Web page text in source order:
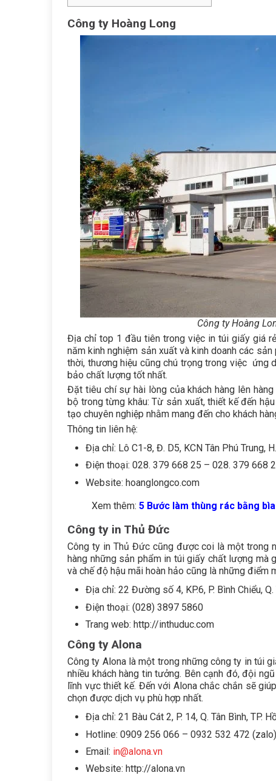
Công ty Hoàng Long
Công ty Hoàng
Địa chỉ top 1 đầu tiên trong việc in túi giấy giá
năm kinh nghiệm sản xuất và kinh doanh các
thời, thương hiệu cũng chú trọng trong việc ứng
bảo chất lượng tốt nhất.
Đặt tiêu chí sự hài lòng của khách hàng lên
bộ trong từng khâu: Từ sản xuất, thiết kế đến
tạo chuyên nghiệp nhằm mang đến cho khách
Thông tin liên hệ:
Địa chỉ: Lô C1-8, Đ. D5, KCN Tân Phú Trung,
Điện thoại: 028. 379 668 25 – 028. 379 668
Website: hoanglongco.com
Xem thêm: 5 Bước làm thùng rác bằng
Công ty in Thủ Đức
Công ty in Thủ Đức cũng được coi là một trong
hàng những sản phẩm in túi giấy chất lượng mà
và chế độ hậu mãi hoàn hảo cũng là những điểm
Địa chỉ: 22 Đường số 4, KP.6, P. Bình Chiểu,
Điện thoại: (028) 3897 5860
Trang web: http://inthuduc.com
Công ty Alona
Công ty Alona là một trong những công ty in túi
nhiều khách hàng tin tưởng. Bên cạnh đó, đội
lĩnh vực thiết kế. Đến với Alona chắc chắn sẽ
chọn được dịch vụ phù hợp nhất.
Địa chỉ: 21 Bàu Cát 2, P. 14, Q. Tân Bình, TP.
Hotline: 0909 256 066 – 0932 532 472 (zalo)
Email: in@alona.vn
Website: http://alona.vn